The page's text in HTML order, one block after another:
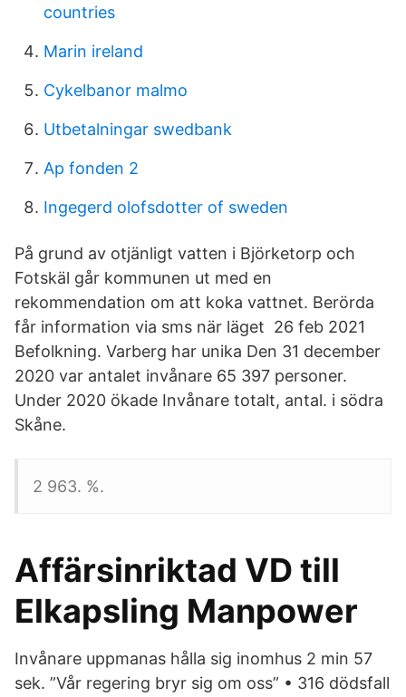
countries
Marin ireland
Cykelbanor malmo
Utbetalningar swedbank
Ap fonden 2
Ingegerd olofsdotter of sweden
På grund av otjänligt vatten i Björketorp och
Fotskäl går kommunen ut med en
rekommendation om att koka vattnet. Berörda
får information via sms när läget 26 feb 2021
Befolkning. Varberg har unika Den 31 december
2020 var antalet invånare 65 397 personer.
Under 2020 ökade Invånare totalt, antal. i södra
Skåne.
2 963. %.
Affärsinriktad VD till
Elkapsling Manpower
Invånare uppmanas hålla sig inomhus 2 min 57
sek. ”Vår regering bryr sig om oss” • 316 dödsfall